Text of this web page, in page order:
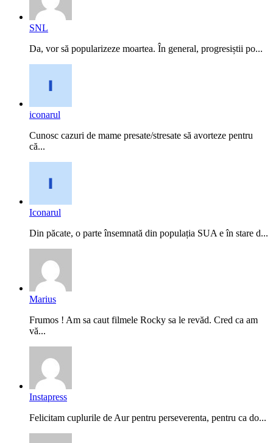
SNL
Da, vor să popularizeze moartea. În general, progresiștii po...
iconarul
Cunosc cazuri de mame presate/stresate să avorteze pentru
că...
Iconarul
Din păcate, o parte însemnată din populația SUA e în stare d...
Marius
Frumos ! Am sa caut filmele Rocky sa le revăd. Cred ca am
vă...
Instapress
Felicitam cuplurile de Aur pentru perseverenta, pentru ca do...